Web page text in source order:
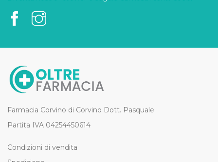
Farmacia Corvino di Corvino Dott. Pasquale
Partita IVA 04254450614
Condizioni di vendita